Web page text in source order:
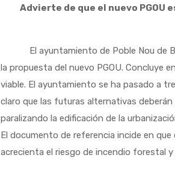
Advierte de que el nuevo PGOU
El ayuntamiento de Poble Nou de
la propuesta del nuevo PGOU. Concluye
viable. El ayuntamiento se ha pasado a
claro que las futuras alternativas
paralizando la edificación de la
El documento de referencia incide en
acrecienta el riesgo de incendio forestal